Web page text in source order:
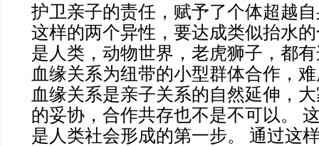
护卫亲子的责任，赋予了个体超越
这样的两个异性，要达成类似抬水
是人类，动物世界，老虎狮子，都
血缘关系为纽带的小型群体合作，
血缘关系是亲子关系的自然延伸，
的妥协，合作共存也不是不可以。
是人类社会形成的第一步。 通过这